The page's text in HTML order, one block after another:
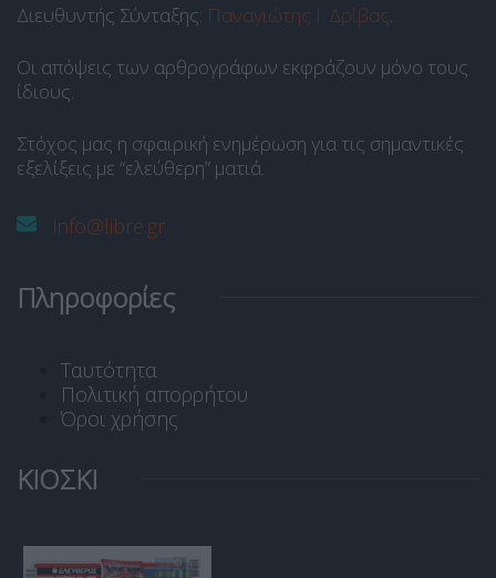
Διευθυντής Σύνταξης: Παναγιώτης Ι. Δρίβας.
Οι απόψεις των αρθρογράφων εκφράζουν μόνο τους
ίδιους.
Στόχος μας η σφαιρική ενημέρωση για τις σημαντικές
εξελίξεις με “ελεύθερη” ματιά.
info@libre.gr
Πληροφορίες
Ταυτότητα
Πολιτική απορρήτου
Όροι χρήσης
ΚΙΟΣΚΙ